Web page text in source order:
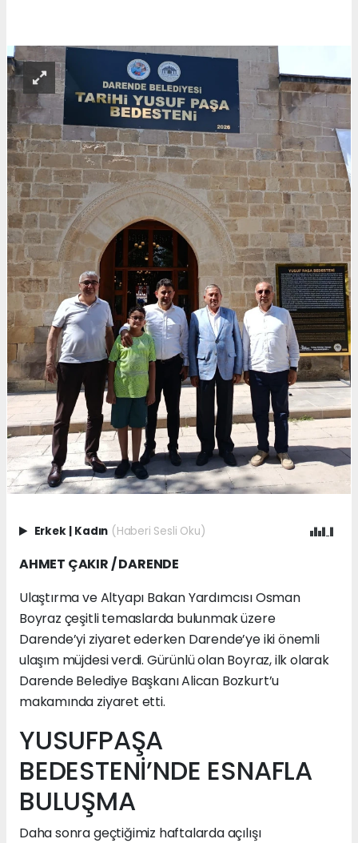
Erkek | Kadın (Haberi Sesli Oku)
AHMET ÇAKIR / DARENDE
Ulaştırma ve Altyapı Bakan Yardımcısı Osman
Boyraz çeşitli temaslarda bulunmak üzere
Darende’yi ziyaret ederken Darende’ye iki önemli
ulaşım müjdesi verdi. Gürünlü olan Boyraz, ilk olarak
Darende Belediye Başkanı Alican Bozkurt’u
makamında ziyaret etti.
YUSUFPAŞA
BEDESTENİ’NDE ESNAFLA
BULUŞMA
Daha sonra geçtiğimiz haftalarda açılışı